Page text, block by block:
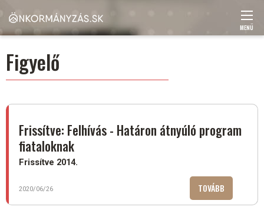
tartalomra
Main
navigation
MENÜ
Figyelő
Frissítve: Felhívás - Határon átnyúló program
fiataloknak
Frissítve 2014.
2020/06/26 TOVÁBB
FELHÍVÁS